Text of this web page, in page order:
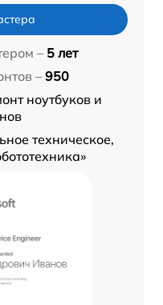
– 5 лет
– 950
ноутбуков и
техническое,